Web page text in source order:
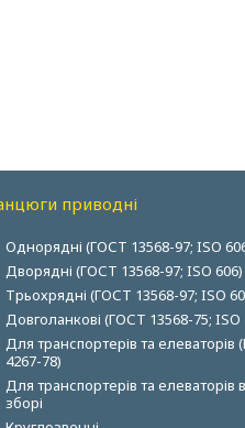
приводні
Однорядні (ГОСТ 13568-97; ISO
Дворядні (ГОСТ 13568-97; ISO 606)
Трьохрядні (ГОСТ 13568-97; ISO
Довголанкові (ГОСТ 13568-75; ISO
Для транспортерів та елеваторів
4267-78)
Для транспортерів та елеваторів в
зборі